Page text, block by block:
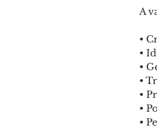
A
•
•
•
•
•
•
•